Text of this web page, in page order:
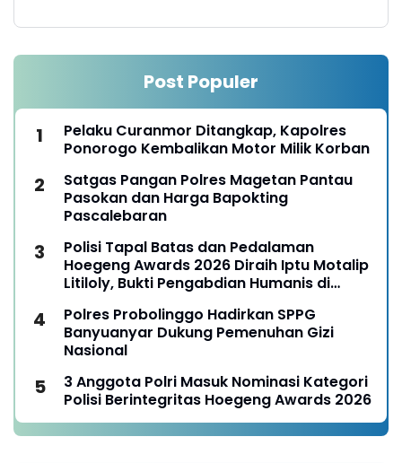
Post Populer
Pelaku Curanmor Ditangkap, Kapolres
Ponorogo Kembalikan Motor Milik Korban
Satgas Pangan Polres Magetan Pantau
Pasokan dan Harga Bapokting
Pascalebaran
Polisi Tapal Batas dan Pedalaman
Hoegeng Awards 2026 Diraih Iptu Motalip
Litiloly, Bukti Pengabdian Humanis di
Polres Probolinggo Hadirkan SPPG
Banyuanyar Dukung Pemenuhan Gizi
Nasional
3 Anggota Polri Masuk Nominasi Kategori
Polisi Berintegritas Hoegeng Awards 2026